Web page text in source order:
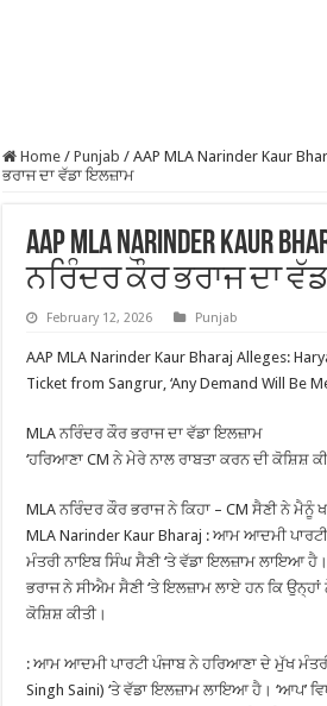
Home / Punjab / AAP MLA Narinder Kaur
ਭਰਾਜ ਦਾ ਵੱਡਾ ਇਲਜ਼ਾਮ
AAP MLA Narinder Kaur
ਨਰਿੰਦਰ ਕੌਰ ਭਰਾਜ ਦਾ
February 12, 2026 Punjab
AAP MLA Narinder Kaur Bharaj Alleges:
Ticket from Sangrur, ‘Any Demand Will Be
MLA ਨਰਿੰਦਰ ਕੌਰ ਭਰਾਜ ਦਾ ਵੱਡਾ ਇਲਜ਼ਾਮ
‘ਹਰਿਆਣਾ CM ਨੇ ਮੇਰੇ ਨਾਲ ਰਾਬਤਾ ਕਰਨ ਦੀ ਕੋਸ਼ਿਸ਼
MLA ਨਰਿੰਦਰ ਕੌਰ ਭਰਾਜ ਨੇ ਕਿਹਾ – CM ਸੈਣੀ ਨੇ ਮੈਨੂੰ
MLA Narinder Kaur Bharaj : ਆਮ ਆਦਮੀ
ਮੰਤਰੀ ਨਾਇਬ ਸਿੰਘ ਸੈਣੀ ‘ਤੇ ਵੱਡਾ ਇਲਜ਼ਾਮ ਲਾਇਆ
ਭਰਾਜ ਨੇ ਸੀਐਮ ਸੈਣੀ ‘ਤੇ ਇਲਜ਼ਾਮ ਲਾਏ ਹਨ ਕਿ ਉਨ੍ਹਾਂ
ਕੋਸ਼ਿਸ਼ ਕੀਤੀ।
: ਆਮ ਆਦਮੀ ਪਾਰਟੀ ਪੰਜਾਬ ਨੇ ਹਰਿਆਣਾ ਦੇ ਮੁੱਖ
Singh Saini) ‘ਤੇ ਵੱਡਾ ਇਲਜ਼ਾਮ ਲਾਇਆ ਹੈ। ‘ਆਪ’